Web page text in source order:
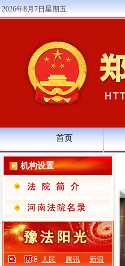
2026年8月7日星期五
首页
机构设置
人民 腾讯
新浪